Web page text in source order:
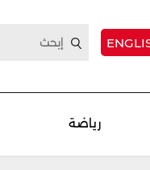
رياضة